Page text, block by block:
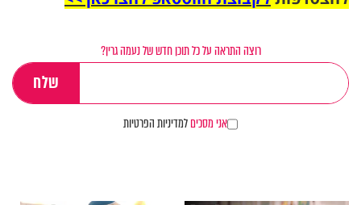
רוצה התראה על כל תוכן חדש של נעמה גרין?
אני מסכיםלמדיניות הפרטיות